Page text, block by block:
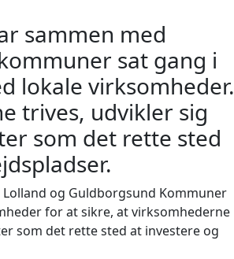
sammen med
sat gang i
lokale virksomheder.
trives, udvikler sig
som det rette sted
og Guldborgsund Kommuner
for at sikre, at virksomhederne
som det rette sted at investere og